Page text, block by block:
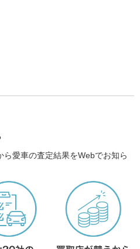
ら愛車の査定結果をWebでお知ら